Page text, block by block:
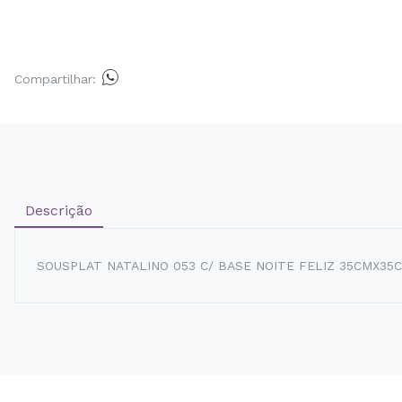
Compartilhar:
Descrição
SOUSPLAT NATALINO 053 C/ BASE NOITE FELIZ